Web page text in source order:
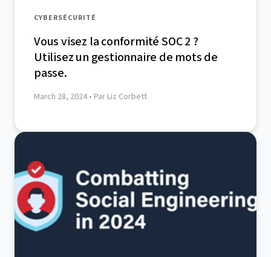
CYBERSÉCURITÉ
Vous visez la conformité SOC 2 ?
Utilisez un gestionnaire de mots de
passe.
March 28, 2024 • Par Liz Corbett